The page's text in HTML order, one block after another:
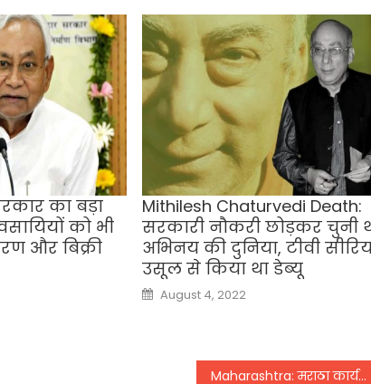
का बड़ा
को भी
और बिक्री
Mithilesh Chaturvedi Death:
सरकारी नौकरी छोड़कर चुनी
अभिनय की दुनिया, टीवी
उसूल से किया था डेब्‍यू
Posted
on
August 4, 2022
Maharashtra: मराठा कार्यकर्ता मनोज जारांगे ने 17वें दिन भूख हड़ताल तोड़ी, सीएम ने खुद पिलाया जूस